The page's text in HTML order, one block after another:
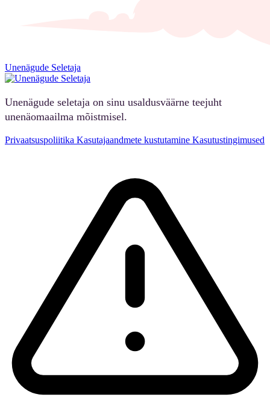
Unenägude Seletaja
Unenägude seletaja on sinu usaldusväärne teejuht
unenäomaailma mõistmisel.
Privaatsuspoliitika Kasutajaandmete kustutamine Kasutustingimused